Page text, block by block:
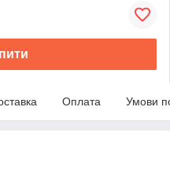
Оплата Умови